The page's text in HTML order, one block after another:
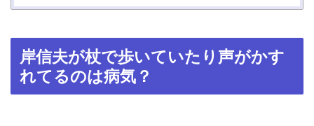
岸信夫が杖で歩いていたり声がかす
れてるのは病気？